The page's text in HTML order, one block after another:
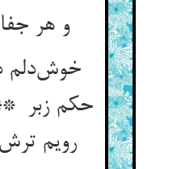
و هر جفا کارد قضا
خوش‌دلم
حکم زبر